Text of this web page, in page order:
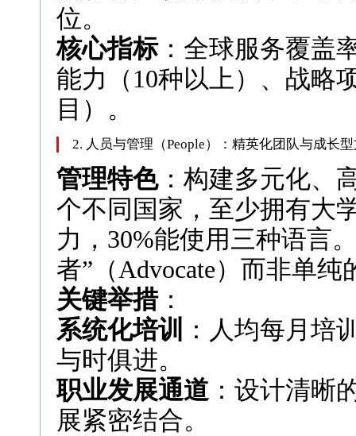
位。
核心指标：全球服务覆盖
能力（10种以上）、战略
目）。
2. 人员与管理（People）：精英化团队与成长
管理特色：构建多元化、
个不同国家，至少拥有大
力，30%能使用三种语言
者”（Advocate）而非单
关键举措：
系统化培训
：人均每月培
与时俱进。
职业发展通道：设计清晰
展紧密结合。